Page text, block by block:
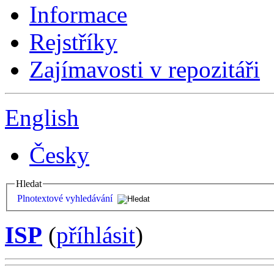
Informace
Rejstříky
Zajímavosti v repozitáři
English
Česky
Hledat
Plnotextové vyhledávání
ISP (příhlásit)